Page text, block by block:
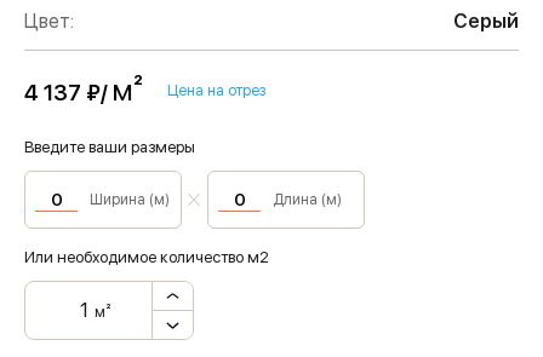
Цвет: Серый
4 137 ₽/ м² Цена на отрез
Введите ваши размеры
Ширина (м) Длина (м)
Или необходимое количество м2
м²